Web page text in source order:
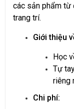
các sản phẩm từ
trang trí.
Giới thiệu
Học
Tự
riêng
Chi phí: